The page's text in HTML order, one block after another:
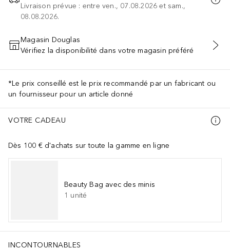
Livraison prévue : entre ven., 07.08.2026 et sam.,
08.08.2026.
AJOUTER AU PANIER
Magasin Douglas
Vérifiez la disponibilité dans votre magasin préféré
*Le prix conseillé est le prix recommandé par un fabricant ou
un fournisseur pour un article donné
VOTRE CADEAU
Dès 100 € d'achats sur toute la gamme en ligne
Beauty Bag avec des minis
1 unité
INCONTOURNABLES